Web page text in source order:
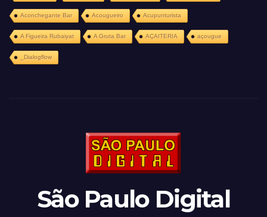
Aconchegante Bar Acougueiro Acupunturista
A Figueira Rubaiyat A Gruta Bar AÇAITERIA açougue
_Dialogflow
São Paulo Digital